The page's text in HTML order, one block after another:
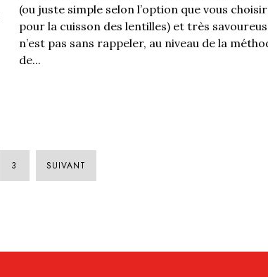
(ou juste simple selon l’option que vous
pour la cuisson des lentilles) et très
n’est pas sans rappeler, au niveau de la
de...
PAGINATION
PUBLICATIONS
3 SUIVANT